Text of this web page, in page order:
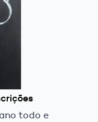
todo e